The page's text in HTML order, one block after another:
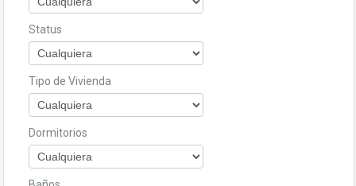
Status
Tipo de Vivienda
Dormitorios